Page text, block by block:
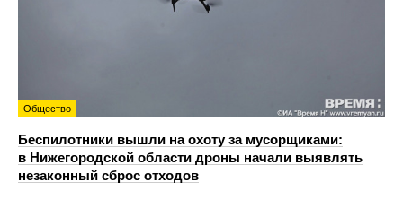
Общество
Беспилотники вышли на охоту за мусорщиками:
в Нижегородской области дроны начали выявлять
незаконный сброс отходов